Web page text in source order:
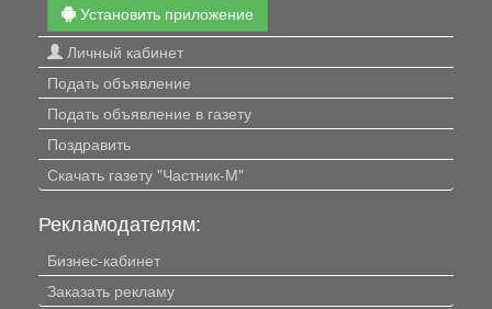
Установить приложение
Личный кабинет
Подать объявление
Подать объявление в газету
Поздравить
Скачать газету "Частник-М"
Рекламодателям:
Бизнес-кабинет
Заказать рекламу